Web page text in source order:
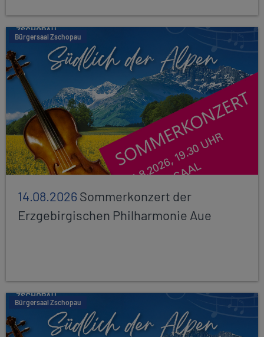
Bürgersaal Zschopau
14.08.2026Sommerkonzert der
Erzgebirgischen Philharmonie Aue
Bürgersaal Zschopau